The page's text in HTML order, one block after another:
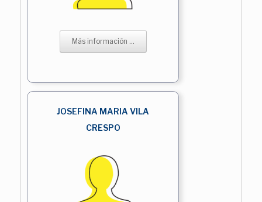
Más información ...
JOSEFINA MARIA VILA
CRESPO